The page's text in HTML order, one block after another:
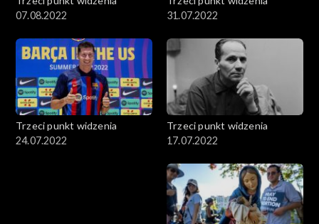
07.08.2022
31.07.2022
Trzeci punkt widzenia
24.07.2022
Trzeci punkt widzenia
17.07.2022